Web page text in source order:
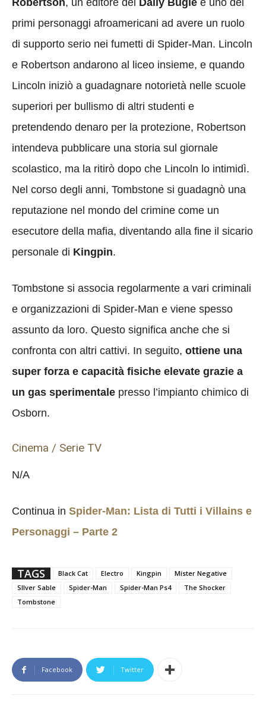
Robertson, un editore del Daily Bugle e uno dei
primi personaggi afroamericani ad avere un ruolo
di supporto serio nei fumetti di Spider-Man. Lincoln
e Robertson andarono al liceo insieme, e quando
Lincoln iniziò a guadagnare notorietà nelle scuole
superiori per bullismo di altri studenti e
pretendendo denaro per la protezione, Robertson
intendeva pubblicare una storia sul giornale
scolastico, ma la ritirò dopo che Lincoln lo intimidì.
Nel corso degli anni, Tombstone si guadagnò una
reputazione nel mondo del crimine come un
esecutore della mafia, diventando alla fine il sicario
personale di Kingpin.
Tombstone si associa regolarmente a vari criminali
e organizzazioni di Spider-Man e viene spesso
assunto da loro. Questo significa anche che si
confronta con altri cattivi. In seguito, ottiene una
super forza e capacità fisiche elevate grazie a
un gas sperimentale presso l’impianto chimico di
Osborn.
Cinema / Serie TV
N/A
Continua in Spider-Man: Lista di Tutti i Villains e
Personaggi – Parte 2
TAGS Black Cat Electro Kingpin
Mister Negative
SIlver Sable
Spider-Man Spider-Man Ps4
The Shocker
Tombstone
Facebook Twitter